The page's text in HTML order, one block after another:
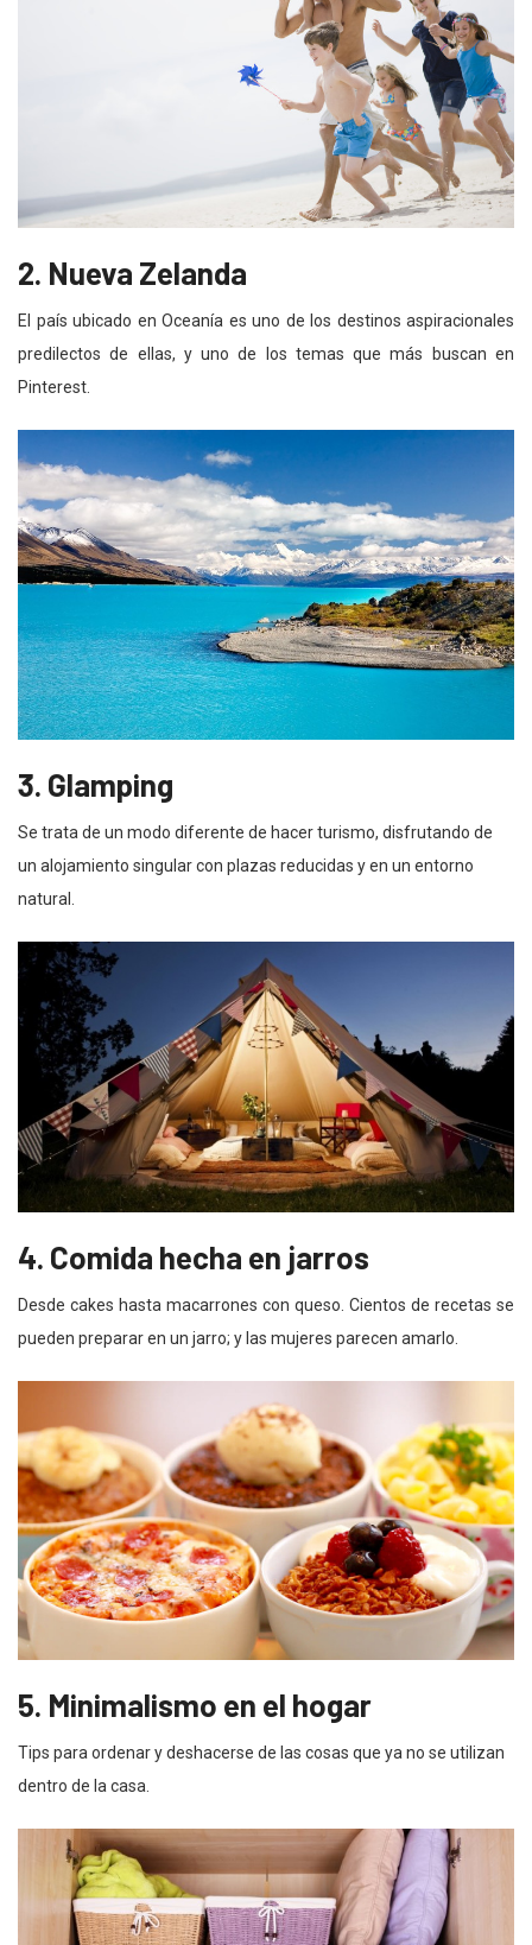
2. Nueva Zelanda
El país ubicado en Oceanía es uno de los destinos aspiracionales
predilectos de ellas, y uno de los temas que más buscan en
Pinterest.
3. Glamping
Se trata de un modo diferente de hacer turismo, disfrutando de
un alojamiento singular con plazas reducidas y en un entorno
natural.
4. Comida hecha en jarros
Desde cakes hasta macarrones con queso. Cientos de recetas se
pueden preparar en un jarro; y las mujeres parecen amarlo.
5. Minimalismo en el hogar
Tips para ordenar y deshacerse de las cosas que ya no se utilizan
dentro de la casa.